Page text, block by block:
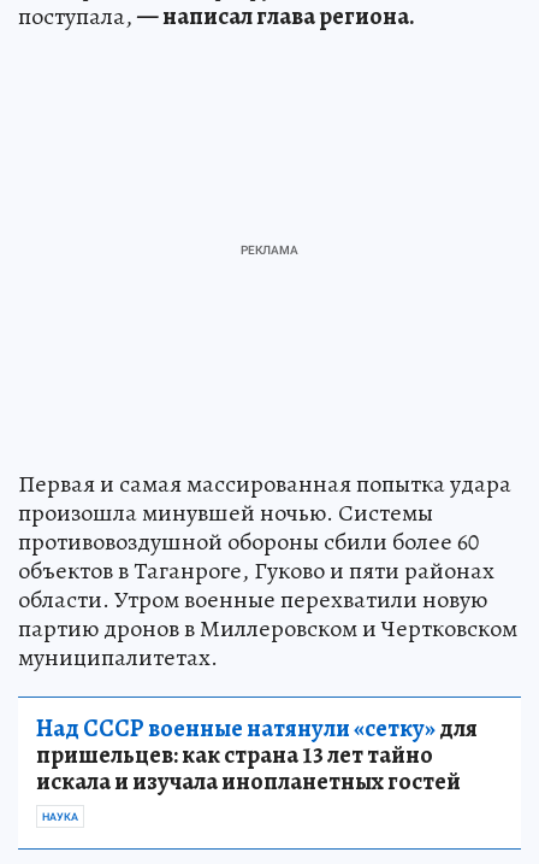
поступала,— написал глава региона.
Первая и самая массированная попытка удара
произошла минувшей ночью. Системы
противовоздушной обороны сбили более 60
объектов в Таганроге, Гуково и пяти районах
области. Утром военные перехватили новую
партию дронов в Миллеровском и Чертковском
муниципалитетах.
Над СССР военные натянули «сетку»для
пришельцев: как страна 13 лет тайно
искала и изучала инопланетных гостей
НАУКА